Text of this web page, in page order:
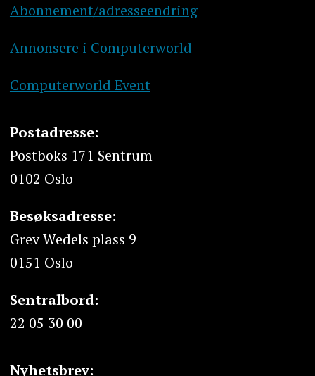
Abonnement/adresseendring
Annonsere i Computerworld
Computerworld Event
Postadresse:
Postboks 171 Sentrum
0102 Oslo
Besøksadresse:
Grev Wedels plass 9
0151 Oslo
Sentralbord:
22 05 30 00
Nyhetsbrev: